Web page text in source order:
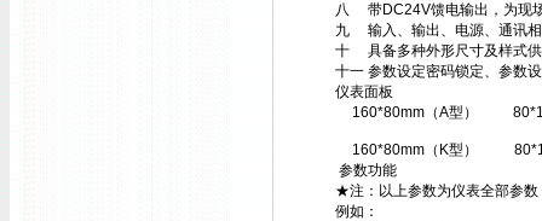
八 带DC24V馈电输出，为现
九 输入、输出、电源、通讯
十 具备多种外形尺寸及样式供
十一 参数设定密码锁定、参数
仪表面板
160*80mm（A型）
160*80mm（K型）
参数功能
★注：以上参数为仪表全部参数
例如：